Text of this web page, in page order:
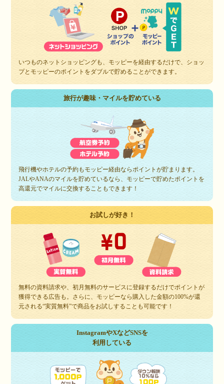
いつものネットショッピングも、モッピーを経由するだけで、ショッ
プとモッピーのポイントをダブルで貯めることができます。
旅行が趣味・マイルを貯めている
飛行機やホテルの予約もモッピー経由ならポイントが貯まります。
JALやANAのマイルを貯めているなら、モッピーで貯めたポイントを
高還元でマイルに交換することもできます！
お試しが好き！
無料の資料請求や、初月無料のサービスに登録するだけでポイントが
獲得できる広告も。さらに、モッピーなら購入した金額の100%が還
元される“実質無料”で商品をお試しすることも可能です！
InstagramやXなどSNSを
利用している